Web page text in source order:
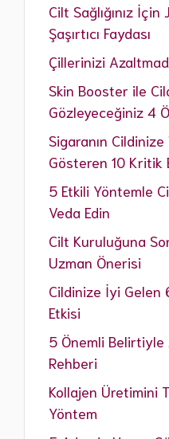
Cilt Sağlığınız İçin
Şaşırtıcı Faydası
Çillerinizi
Skin Booster ile
Gözleyeceğiniz 4
Sigaranın
Gösteren 10 Kritik
5 Etkili Yöntemle
Veda Edin
Cilt Kuruluğuna
Uzman Önerisi
Cildinize İyi Gelen
Etkisi
5 Önemli Belirtiyle
Rehberi
Kollajen Üretimini
Yöntem